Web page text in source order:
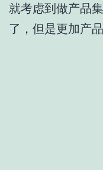
就考虑到做产品
了，但是更加产